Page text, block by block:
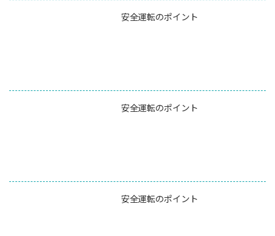
安全運転のポイント
安全運転のポイント
安全運転のポイント